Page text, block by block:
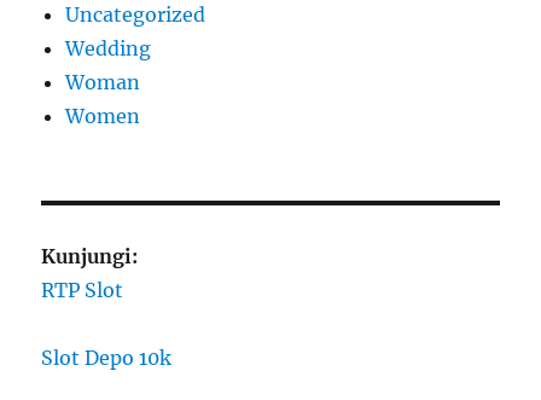
Uncategorized
Wedding
Woman
Women
Kunjungi:
RTP Slot
Slot Depo 10k